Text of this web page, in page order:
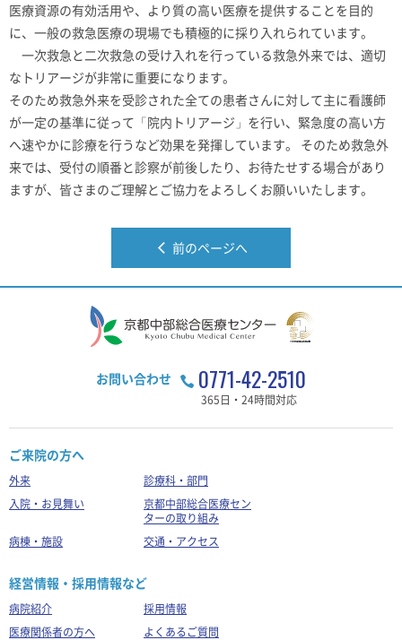
医療資源の有効活用や、より質の高い医療を提供することを目的
に、一般の救急医療の現場でも積極的に採り入れられています。
一次救急と二次救急の受け入れを行っている救急外来では、適切
なトリアージが非常に重要になります。
そのため救急外来を受診された全ての患者さんに対して主に看護師
が一定の基準に従って「院内トリアージ」を行い、緊急度の高い方
へ速やかに診療を行うなど効果を発揮しています。 そのため救急外
来では、受付の順番と診察が前後したり、お待たせする場合があり
ますが、皆さまのご理解とご協力をよろしくお願いいたします。
前のページへ
お問い合わせ 0771-42-2510
365日・24時間対応
ご来院の方へ
外来
診療科・部門
入院・お見舞い
京都中部総合医療セン
ターの取り組み
病棟・施設
交通・アクセス
経営情報・採用情報など
病院紹介
採用情報
医療関係者の方へ
よくあるご質問